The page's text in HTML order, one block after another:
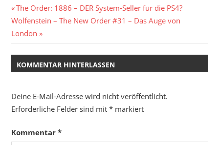
Beitragsnavigation
Vorheriger
Beitrag:
The Order: 1886 – DER System-Seller für die PS4?
Nächster
Beitrag:
Wolfenstein – The New Order #31 – Das Auge von
London
KOMMENTAR HINTERLASSEN
Deine E-Mail-Adresse wird nicht veröffentlicht.
Erforderliche Felder sind mit *markiert
Kommentar *